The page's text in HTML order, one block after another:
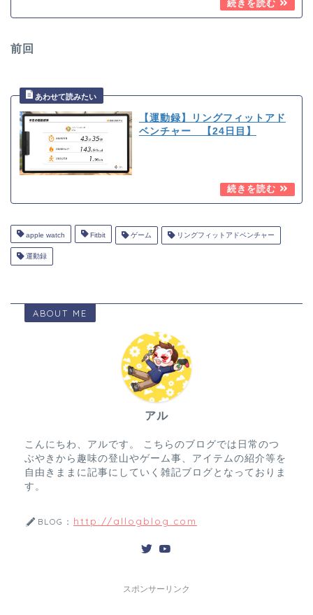
前回
【運動録】リングフィットアド
ベンチャー 【24日目】
apple watch Fitbit ゲーム リングフィットアドベンチャー
運動録
ABOUT ME
アル
こんにちわ、アルです。 こちらのブログでは日常のつ
ぶやきから趣味の登山やゲーム事、アイテムの紹介等を
自由きままに記事にしていく雑記ブログとなっておりま
す。
BLOG： http://allogblog.com
スポンサーリンク